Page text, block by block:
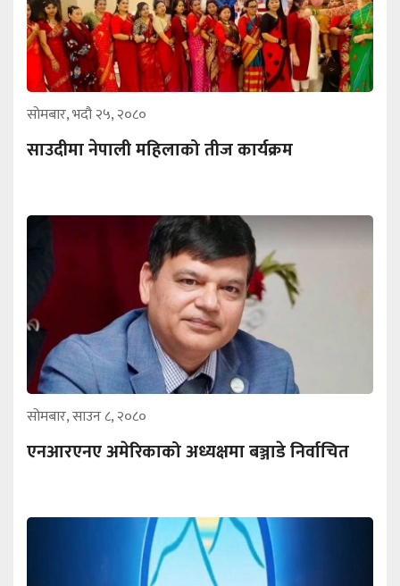
सोमबार, भदौ २५, २०८०
साउदीमा नेपाली महिलाको तीज कार्यक्रम
सोमबार, साउन ८, २०८०
एनआरएनए अमेरिकाको अध्यक्षमा बञ्जाडे निर्वाचित